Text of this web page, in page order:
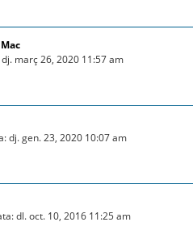
març 26, 2020 11:57 am
dj. gen. 23, 2020 10:07 am
dl. oct. 10, 2016 11:25 am